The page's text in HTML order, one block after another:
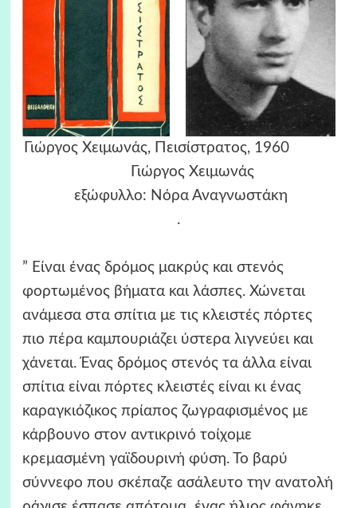
Γιώργος Χειμωνάς, Πεισίστρατος, 1960
Γιώργος Χειμωνάς
εξώφυλλο: Νόρα Αναγνωστάκη
.
” Είναι ένας δρόμος μακρύς και στενός
φορτωμένος βήματα και λάσπες. Χώνεται
ανάμεσα στα σπίτια με τις κλειστές πόρτες
πιο πέρα καμπουριάζει ύστερα λιγνεύει και
χάνεται. Ένας δρόμος στενός τα άλλα είναι
σπίτια είναι πόρτες κλειστές είναι κι ένας
καραγκιόζικος πρίαπος ζωγραφισμένος με
κάρβουνο στον αντικρινό τοίχομε
κρεμασμένη γαϊδουρινή φύση. Το βαρύ
σύννεφο που σκέπαζε ασάλευτο την ανατολή